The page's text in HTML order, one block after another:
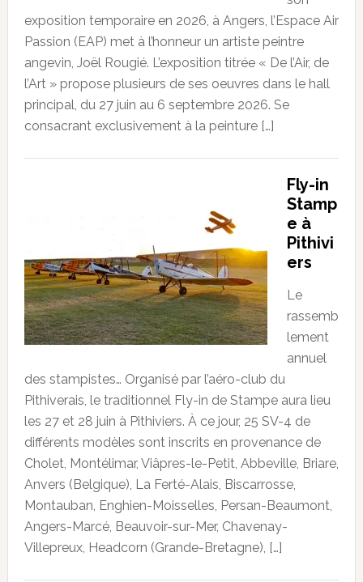
exposition temporaire en 2026, à Angers, l’Espace Air
Passion (EAP) met à l’honneur un artiste peintre
angevin, Joël Rougié. L’exposition titrée « De l’Air, de
l’Art » propose plusieurs de ses oeuvres dans le hall
principal, du 27 juin au 6 septembre 2026. Se
consacrant exclusivement à la peinture […]
Fly-in
Stamp
e à
Pithivi
ers
Le
rassemb
lement
annuel
des stampistes… Organisé par l’aéro-club du
Pithiverais, le traditionnel Fly-in de Stampe aura lieu
les 27 et 28 juin à Pithiviers. À ce jour, 25 SV-4 de
différents modèles sont inscrits en provenance de
Cholet, Montélimar, Viâpres-le-Petit, Abbeville, Briare,
Anvers (Belgique), La Ferté-Alais, Biscarrosse,
Montauban, Enghien-Moisselles, Persan-Beaumont,
Angers-Marcé, Beauvoir-sur-Mer, Chavenay-
Villepreux, Headcorn (Grande-Bretagne), […]